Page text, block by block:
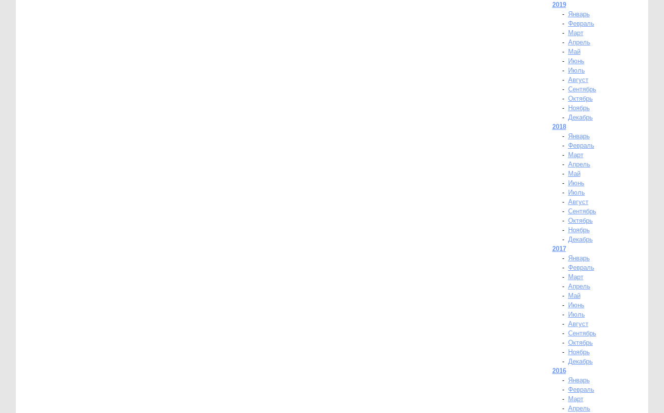
2019
-
Январь
- Февраль
-
Март
- Апрель
-
Май
-
Июнь
-
Июль
- Август
- Сентябрь
- Октябрь
-
Ноябрь
- Декабрь
2018
-
Январь
- Февраль
-
Март
- Апрель
-
Май
-
Июнь
-
Июль
- Август
- Сентябрь
- Октябрь
-
Ноябрь
- Декабрь
2017
-
Январь
- Февраль
-
Март
- Апрель
-
Май
-
Июнь
-
Июль
- Август
- Сентябрь
- Октябрь
-
Ноябрь
- Декабрь
2016
-
Январь
- Февраль
-
Март
- Апрель